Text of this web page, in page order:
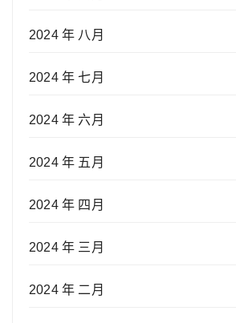
2024 年 八月
2024 年 七月
2024 年 六月
2024 年 五月
2024 年 四月
2024 年 三月
2024 年 二月